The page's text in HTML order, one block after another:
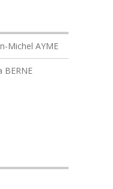
Michel AYME
BERNE